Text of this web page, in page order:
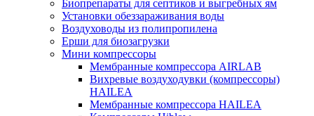
Биопрепараты для септиков и выгребных ям
Установки обеззараживания воды
Воздуховоды из полипропилена
Ерши для биозагрузки
Мини компрессоры
Мембранные компрессора AIRLAB
Вихревые воздуходувки (компрессоры)
HAILEA
Мембранные компрессора HAILEA